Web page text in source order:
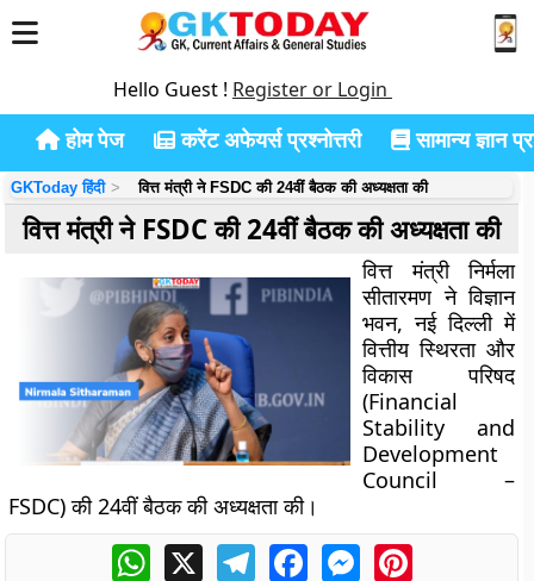
Hello Guest ! Register or Login
होम पेज करेंट अफेयर्स प्रश्नोत्तरी सामान्य ज्ञान
GKToday हिंदी वित्त मंत्री ने FSDC की 24वीं बैठक की अध्यक्षता की
वित्त मंत्री ने FSDC की 24वीं बैठक की अध्यक्षता की
वित्त मंत्री निर्मला
सीतारमण ने विज्ञान
भवन, नई दिल्ली में
वित्तीय स्थिरता और
विकास परिषद
(Financial
Stability and
Development
Council –
FSDC) की 24वीं बैठक की अध्यक्षता की।
WhatsApp
X TelegramFacebookMessengerPinterest